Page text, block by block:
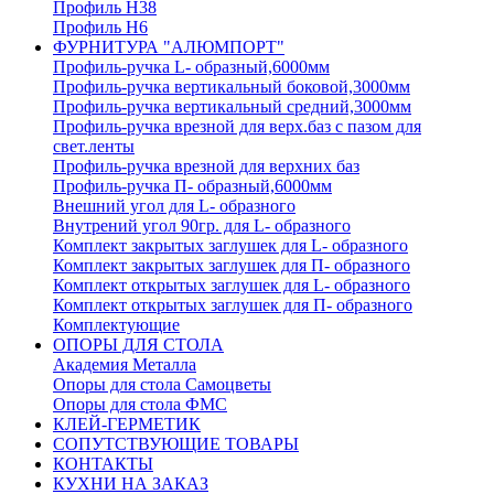
Профиль H38
Профиль H6
ФУРНИТУРА "АЛЮМПОРТ"
Профиль-ручка L- образный,6000мм
Профиль-ручка вертикальный боковой,3000мм
Профиль-ручка вертикальный средний,3000мм
Профиль-ручка врезной для верх.баз с пазом для
свет.ленты
Профиль-ручка врезной для верхних баз
Профиль-ручка П- образный,6000мм
Внешний угол для L- образного
Внутрений угол 90гр. для L- образного
Комплект закрытых заглушек для L- образного
Комплект закрытых заглушек для П- образного
Комплект открытых заглушек для L- образного
Комплект открытых заглушек для П- образного
Комплектующие
ОПОРЫ ДЛЯ СТОЛА
Академия Металла
Опоры для стола Самоцветы
Опоры для стола ФМС
КЛЕЙ-ГЕРМЕТИК
СОПУТСТВУЮЩИЕ ТОВАРЫ
КОНТАКТЫ
КУХНИ НА ЗАКАЗ